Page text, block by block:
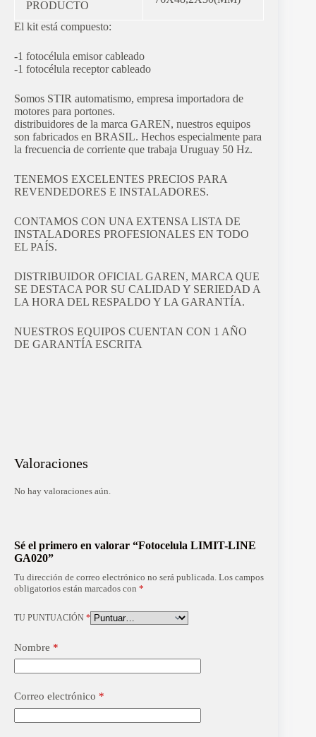
PRODUCTO
El kit está compuesto:
-1 fotocélula emisor cableado
-1 fotocélula receptor cableado
Somos STIR automatismo, empresa importadora de
motores para portones.
distribuidores de la marca GAREN, nuestros equipos
son fabricados en BRASIL. Hechos especialmente para
la frecuencia de corriente que trabaja Uruguay 50 Hz.
TENEMOS EXCELENTES PRECIOS PARA
REVENDEDORES E INSTALADORES.
CONTAMOS CON UNA EXTENSA LISTA DE
INSTALADORES PROFESIONALES EN TODO
EL PAÍS.
DISTRIBUIDOR OFICIAL GAREN, MARCA QUE
SE DESTACA POR SU CALIDAD Y SERIEDAD A
LA HORA DEL RESPALDO Y LA GARANTÍA.
NUESTROS EQUIPOS CUENTAN CON 1 AÑO
DE GARANTÍA ESCRITA
Valoraciones
No hay valoraciones aún.
Sé el primero en valorar “Fotocelula LIMIT-LINE
GA020”
Tu dirección de correo electrónico no será publicada. Los campos
obligatorios están marcados con *
TU PUNTUACIÓN *
Nombre *
Correo electrónico *